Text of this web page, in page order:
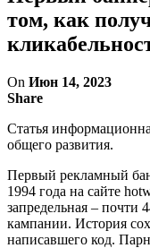
том, как
On Июн 14, 2023
Share
Статья
общего развития.
Первый рекламный
1994 года на сайте
запредельная – почти
кампании. История
написавшего код.